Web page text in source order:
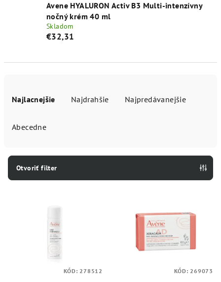
Avene HYALURON Activ B3 Multi-intenzívny
nočný krém 40 ml
Skladom
€32,31
p
Najlacnejšie Najdrahšie Najpredávanejšie
Abecedne
Otvoriť filter
KÓD: 278512 KÓD: 269073